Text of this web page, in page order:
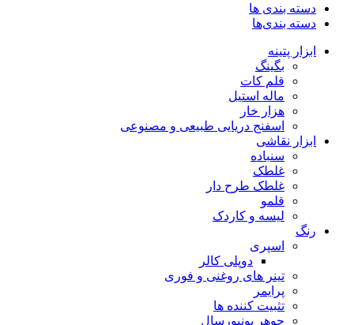
دسته بندی ها
دسته بندی‌ها
ابزار پتینه
بگینگ
قلم کات
ماله استیل
هزار خار
اسفنج دریایی طبیعی و مصنوعی
ابزار نقاشی
سنباده
غلطک
غلطک طرح دار
قلمو
لیسه و کاردک
رنگ
اسپری
دوپلی کالر
تینر های روغنی و فوری
پرایمر
تثبیت کننده ها
جوهر یونیورسال